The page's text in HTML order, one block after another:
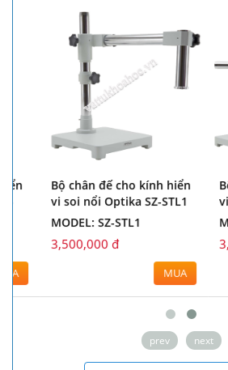
Bộ chân đế cho kính hiển
vi soi nổi Optika SZ-STL1
MODEL: SZ-STL1
3,500,000 đ
Bộ
vi
prev next